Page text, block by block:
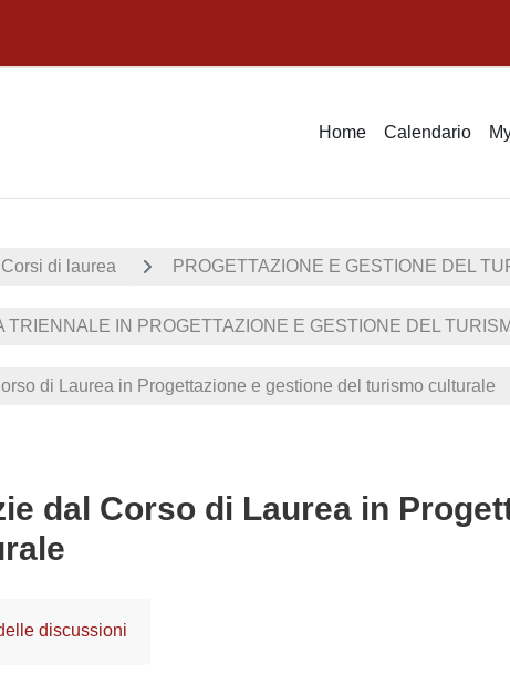
Home Calendario
Corsi di laurea PROGETTAZIONE E GESTIONE DEL
TRIENNALE IN PROGETTAZIONE E GESTIONE DEL
di Laurea in Progettazione e gestione del turismo culturale
dal Corso di Laurea in
discussioni